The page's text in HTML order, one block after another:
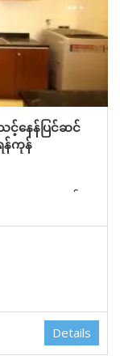
သင့်နေန်ပြင်ဆင်
န်ကုန်
1400 စတုရန်းပေ
Details